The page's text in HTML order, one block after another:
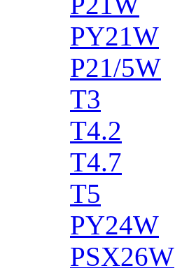
PY21W
P21/5W
T3
T4.2
T4.7
T5
PY24W
PSX26W